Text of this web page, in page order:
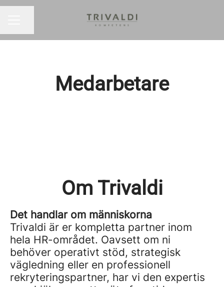
Medarbetare
Om Trivaldi
Det handlar om människorna
Trivaldi är er kompletta partner inom
hela HR-området. Oavsett om ni
behöver operativt stöd, strategisk
vägledning eller en professionell
rekryteringspartner, har vi den expertis